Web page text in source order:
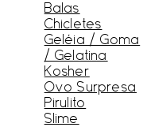
Balas
Chicletes
Geléia / Goma
/ Gelatina
Kosher
Ovo Surpresa
Pirulito
Slime